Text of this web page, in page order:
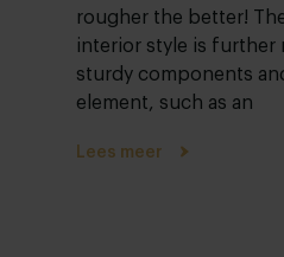
rougher the better!
interior style is further
sturdy components
element, such as an
Lees meer